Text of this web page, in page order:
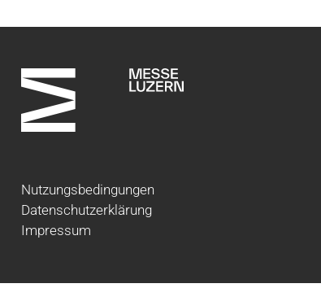
Nutzungsbedingungen
Datenschutzerklärung
Impressum